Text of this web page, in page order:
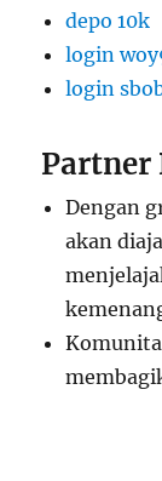
depo 10k
login
login
Partner
Dengan
akan